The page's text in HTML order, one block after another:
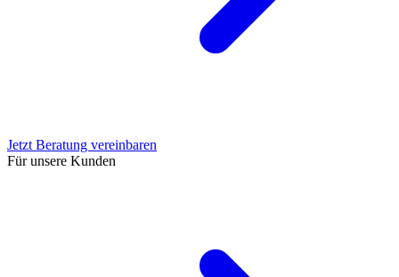
Jetzt Beratung vereinbaren
Für unsere Kunden